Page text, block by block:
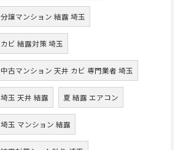
分譲マンション 結露 埼玉
カビ 結露対策 埼玉
中古マンション 天井 カビ 専門業者 埼玉
埼玉 天井 結露 夏 結露 エアコン
埼玉 マンション 結露